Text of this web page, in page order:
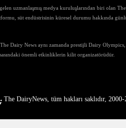
uzmanlaşmış medya kuruluşlarından biri olan
süt endüstrisinin küresel durumu hakkında
The Dairy News aynı zamanda prestijli Dairy
önemli etkinliklerin kilit organizatörüdür.
The DairyNews, tüm hakları saklıdır, 2000-